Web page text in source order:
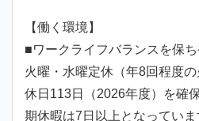
【働く環境】
■ワークライフバランスを保
火曜・水曜定休（年8回程度
休日113日（2026年度）を確
期休暇は7日以上となってい